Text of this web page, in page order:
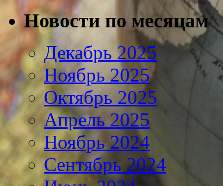
Новости по месяцам
Декабрь 2025
Ноябрь 2025
Октябрь 2025
Апрель 2025
Ноябрь 2024
Сентябрь 2024